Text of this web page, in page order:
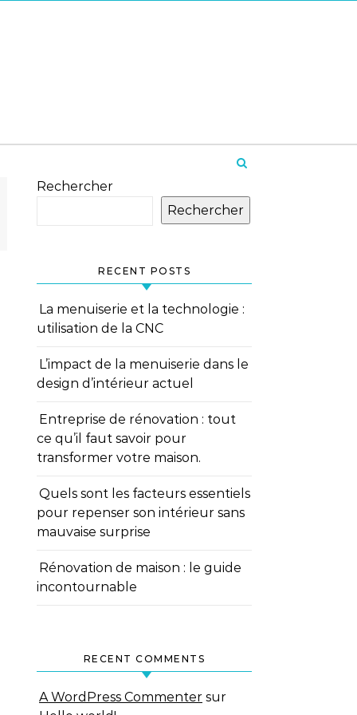
Rechercher
Rechercher
RECENT POSTS
La menuiserie et la technologie :
utilisation de la CNC
L’impact de la menuiserie dans le
design d’intérieur actuel
Entreprise de rénovation : tout
ce qu’il faut savoir pour
transformer votre maison.
Quels sont les facteurs essentiels
pour repenser son intérieur sans
mauvaise surprise
Rénovation de maison : le guide
incontournable
RECENT COMMENTS
A WordPress Commenter sur